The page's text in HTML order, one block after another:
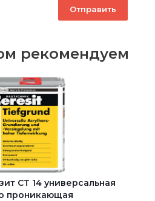
рекомендуем
CT 14 универсальная
проникающая